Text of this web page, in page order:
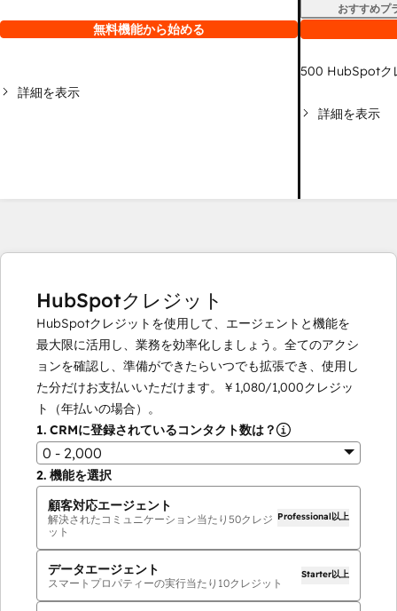
無料機能から始める
詳細を表示
おすすめプ
500 HubSpotク
詳細を表示
HubSpotクレジット
HubSpotクレジットを使用して、エージェントと機能を
最大限に活用し、業務を効率化しましょう。全てのアクシ
ョンを確認し、準備ができたらいつでも拡張でき、使用し
た分だけお支払いいただけます。
￥1,080/1,000クレジッ
ト（年払いの場合）。
1. CRMに登録されているコンタクト数は？
0 - 2,000
2. 機能を選択
顧客対応エージェント
解決されたコミュニケーション当たり 50クレジ
ット
Professional以上
データエージェント
スマートプロパティーの実行当たり 10クレジット
Starter以上